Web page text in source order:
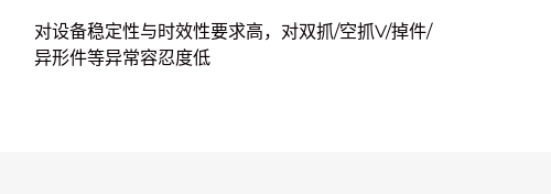
对设备稳定性与时效性要求高，对双抓/空抓V/掉件/
异形件等异常容忍度低